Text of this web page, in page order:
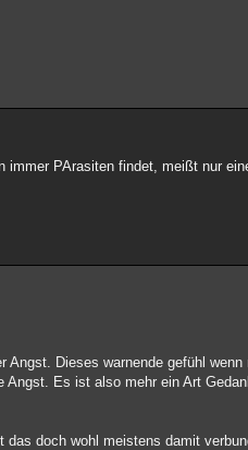
PArasiten findet, meißt nur
Dieses warnende gefühl
Es ist also mehr ein Art
doch wohl meistens damit